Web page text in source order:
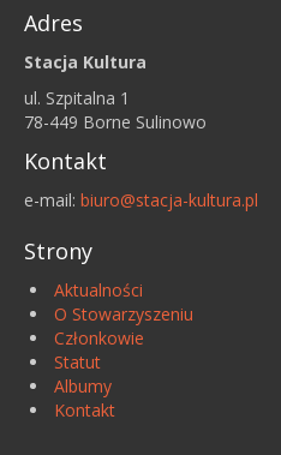
Adres
Stacja Kultura
ul. Szpitalna 1
78-449 Borne Sulinowo
Kontakt
e-mail: biuro@stacja-kultura.pl
Strony
Aktualności
O Stowarzyszeniu
Członkowie
Statut
Albumy
Kontakt